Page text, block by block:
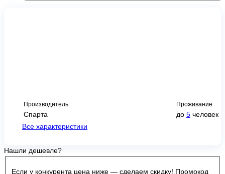
Производитель
Спарта
Проживание
до 5 человек
Все характеристики
Нашли дешевле?
Если у конкурента цена ниже — сделаем скидку! Промокод